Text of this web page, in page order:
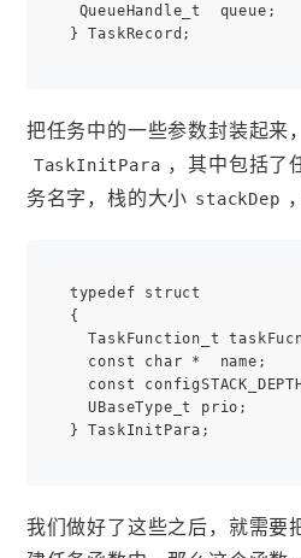
QueueHandle_t  queue;
把任务中的一些参数封装起来
TaskInitPara ，其中包括了
务名字，栈的大小 stackDep
typedef struct
{
TaskFunction_t
const char *  name;
const
UBaseType_t prio;
我们做好了这些之后，就需要